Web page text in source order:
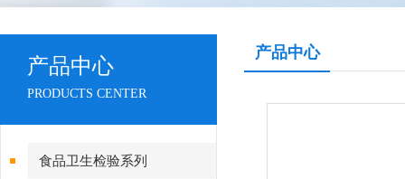
产品中心
PRODUCTS CENTER
食品卫生检验系列
产品中心